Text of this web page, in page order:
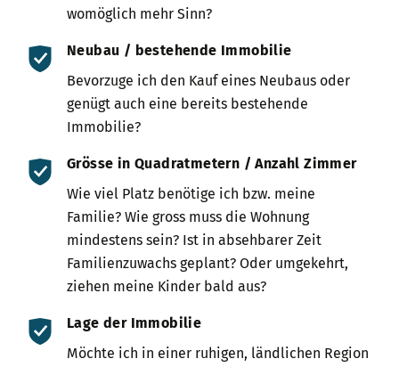
womöglich mehr Sinn?
Neubau / bestehende Immobilie
Bevorzuge ich den Kauf eines Neubaus oder
genügt auch eine bereits bestehende
Immobilie?
Grösse in Quadrat­metern / Anzahl Zimmer
Wie viel Platz benötige ich bzw. meine
Familie? Wie gross muss die Wohnung
mindestens sein? Ist in absehbarer Zeit
Familienzuwachs geplant? Oder umgekehrt,
ziehen meine Kinder bald aus?
Lage der Immobilie
Möchte ich in einer ruhigen, ländlichen Region